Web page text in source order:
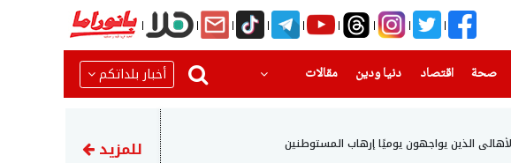
صحة(current) اقتصاد دنيا ودين
(current) مقالات أخبار بلداتكم
الذين يواجهون يوميًا إرهاب المستوطنين مسؤول: اتفاق الدفاع بين
للمزيد